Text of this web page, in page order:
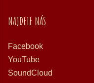
NAJDETE NÁS
Facebook
YouTube
SoundCloud